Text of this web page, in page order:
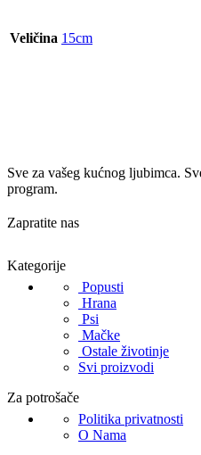
Veličina 15cm
Sve za vašeg kućnog ljubimca.
program.
Zapratite nas
Kategorije
Popusti
Hrana
Psi
Mačke
Ostale životinje
Svi proizvodi
Za potrošače
Politika privatnosti
O Nama